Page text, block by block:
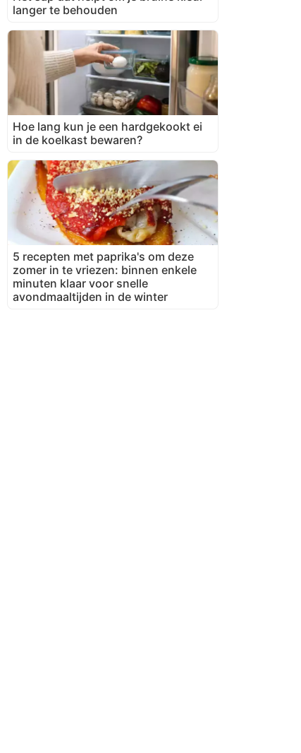
langer te behouden
Hoe lang kun je een hardgekookt ei
in de koelkast bewaren?
5 recepten met paprika's om deze
zomer in te vriezen: binnen enkele
minuten klaar voor snelle
avondmaaltijden in de winter